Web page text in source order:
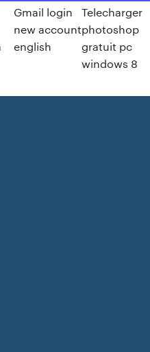
Gmail login
new account
english
Telecharger
photoshop
gratuit pc
windows 8